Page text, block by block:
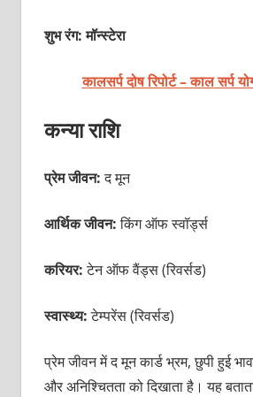
शुभ रंग: मॉन्स्टेरा
कालसर्प दोष रिपोर्ट – काल सर्प
कन्या राशि
प्रेम जीवन:द मून
आर्थिक जीवन:किंग ऑफ स्वॉर्ड्स
करियर:टेन ऑफ वैंड्स (रिवर्सड)
स्वास्थ्य:टेम्परेंस (रिवर्सड)
प्रेम जीवन में द मून कार्ड भ्रम, छुपी हुई
और अनिश्चितता को दिखाता है। यह